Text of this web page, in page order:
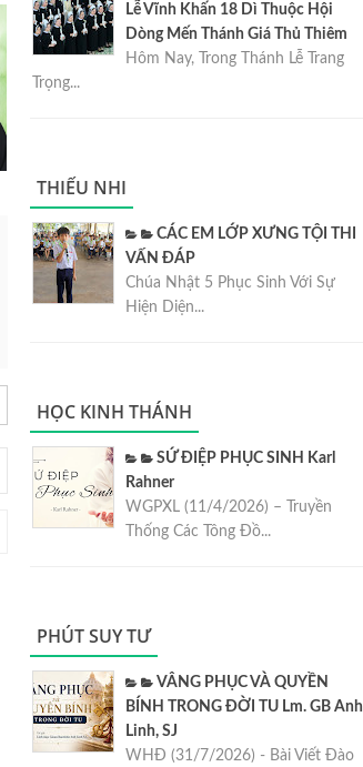
Lễ Vĩnh Khấn 18 Dì Thuộc Hội
Dòng Mến Thánh Giá Thủ Thiêm
Hôm Nay, Trong Thánh Lễ Trang
Trọng...
THIẾU NHI
CÁC EM LỚP XƯNG TỘI THI
VẤN ĐÁP
Chúa Nhật 5 Phục Sinh Với Sự
Hiện Diện...
HỌC KINH THÁNH
SỨ ĐIỆP PHỤC SINH Karl
Rahner
WGPXL (11/4/2026) – Truyền
Thống Các Tông Đồ...
PHÚT SUY TƯ
VÂNG PHỤC VÀ QUYỀN
BÍNH TRONG ĐỜI TU Lm. GB Anh
Linh, SJ
WHĐ (31/7/2026) - Bài Viết Đào